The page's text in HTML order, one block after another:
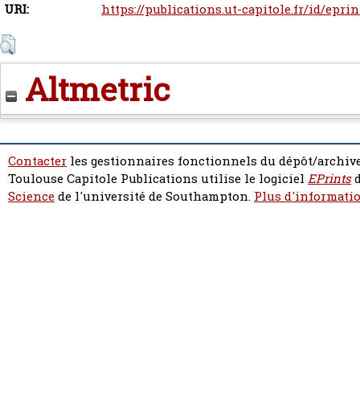
URI:
https://publications.ut-capitole.fr/id/
Altmetric
Contacter les gestionnaires fonctionnels du dépôt/
Toulouse Capitole Publications utilise le logiciel EPrints
Sciencede l'université de Southampton. Plus